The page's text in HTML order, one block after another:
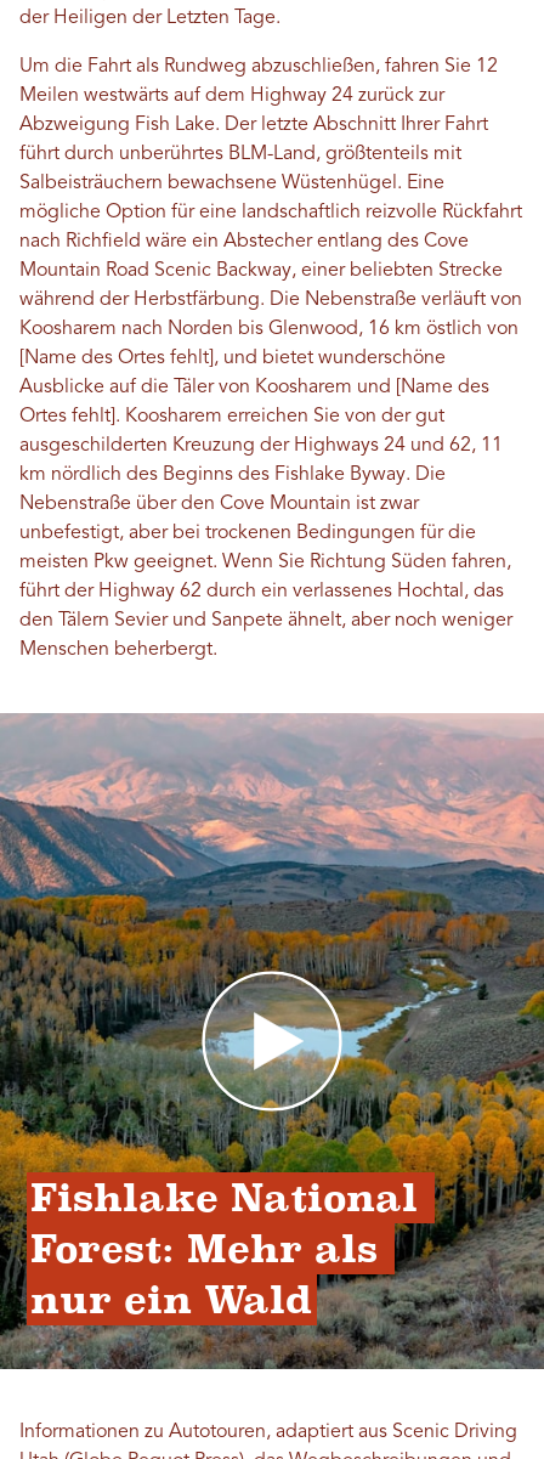
der Heiligen der Letzten Tage.
Um die Fahrt als Rundweg abzuschließen, fahren Sie 12
Meilen westwärts auf dem Highway 24 zurück zur
Abzweigung Fish Lake. Der letzte Abschnitt Ihrer Fahrt
führt durch unberührtes BLM-Land, größtenteils mit
Salbeisträuchern bewachsene Wüstenhügel. Eine
mögliche Option für eine landschaftlich reizvolle Rückfahrt
nach Richfield wäre ein Abstecher entlang des Cove
Mountain Road Scenic Backway, einer beliebten Strecke
während der Herbstfärbung. Die Nebenstraße verläuft von
Koosharem nach Norden bis Glenwood, 16 km östlich von
[Name des Ortes fehlt], und bietet wunderschöne
Ausblicke auf die Täler von Koosharem und [Name des
Ortes fehlt]. Koosharem erreichen Sie von der gut
ausgeschilderten Kreuzung der Highways 24 und 62, 11
km nördlich des Beginns des Fishlake Byway. Die
Nebenstraße über den Cove Mountain ist zwar
unbefestigt, aber bei trockenen Bedingungen für die
meisten Pkw geeignet. Wenn Sie Richtung Süden fahren,
führt der Highway 62 durch ein verlassenes Hochtal, das
den Tälern Sevier und Sanpete ähnelt, aber noch weniger
Menschen beherbergt.
Fishlake National
Forest: Mehr als
nur ein Wald
Informationen zu Autotouren, adaptiert aus Scenic Driving